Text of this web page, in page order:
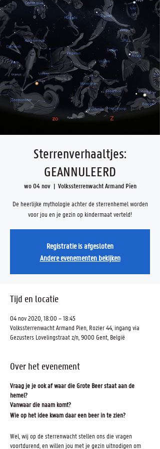
Sterrenverhaaltjes:
GEANNULEERD
wo 04 nov
  |
Volkssterrenwacht Armand Pien
De heerlijke mythologie achter de sterrenhemel worden
voor jou en je gezin op kindermaat verteld!
Registratie is afgesloten
Andere evenementen bekijken
Tijd en locatie
04 nov 2020, 18:00 – 18:45
Volkssterrenwacht Armand Pien, Rozier 44, ingang via
Gezusters Lovelingstraat z/n, 9000 Gent, België
Over het evenement
Vraag je je ook af waar die Grote Beer staat aan de
hemel?
Vanwaar die naam komt?
Wie op het idee kwam daar een beer in te zien?
Wel, wij op de sterrenwacht stellen ons die vragen
voortdurend, en willen jou met je gezin uitnodigen om